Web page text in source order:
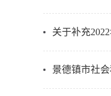
关于补充
景德镇市社